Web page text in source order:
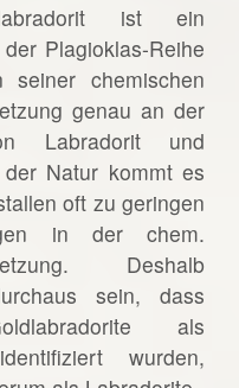
ist ein
Plagioklas-Reihe
chemischen
genau an der
Labradorit und
Natur kommt es
oft zu geringen
in der chem.
Deshalb
sein, dass
als
wurden,